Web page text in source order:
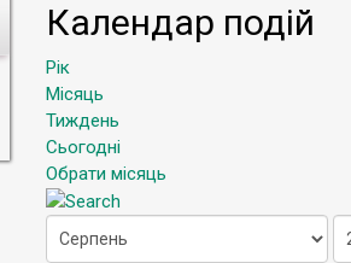
Календар подій
Рік
Місяць
Тиждень
Сьогодні
Обрати місяць